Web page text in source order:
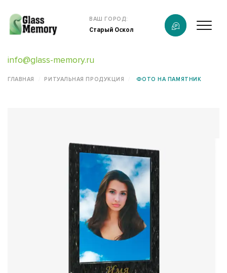
info@glass-memory.ru
ВАШ ГОРОД:
Старый Оскол
Продукция
Конструктор памятников
Наши работы
информация
Контакты
ГЛАВНАЯ РИТУАЛЬНАЯ ПРОДУКЦИЯ ФОТО НА ПАМЯТНИК